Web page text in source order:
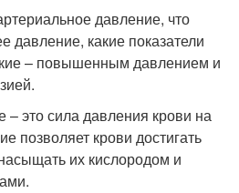
давление, что
давление, какие показатели
– повышенным давлением и
– это сила давления крови на
позволяет крови достигать
их кислородом и